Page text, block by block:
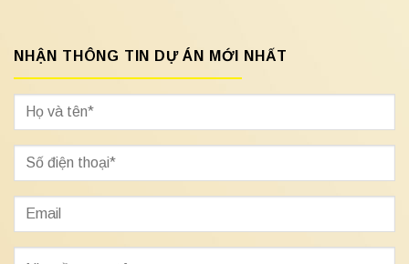
NHẬN THÔNG TIN DỰ ÁN MỚI NHẤT